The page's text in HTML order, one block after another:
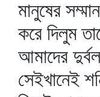
মানুষের
করে দিলুম
আমাদের
সেইখানেই